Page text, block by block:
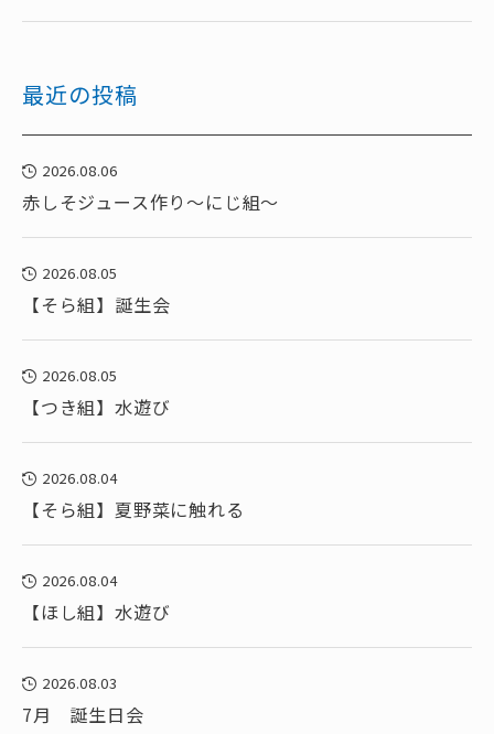
最近の投稿
2026.08.06
赤しそジュース作り～にじ組～
2026.08.05
【そら組】誕生会
2026.08.05
【つき組】水遊び
2026.08.04
【そら組】夏野菜に触れる
2026.08.04
【ほし組】水遊び
2026.08.03
7月 誕生日会